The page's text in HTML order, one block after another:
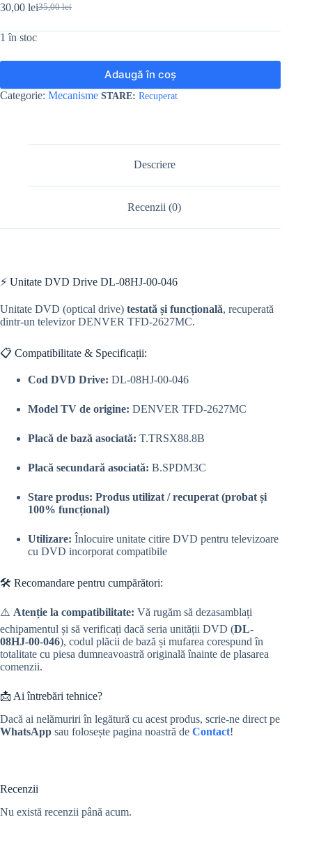
35,00lei
Prețul
a
35,00 lei.
30,00 leiPrețul
este:
1 în stoc
Adaugă în coș
Categorie: Mecanisme Recuperat
Descriere
Recenzii (0)
⚡ Unitate DVD Drive DL-08HJ-00-046
Unitate DVD (optical drive) testată și funcțională, recuperată
dintr-un televizor DENVER TFD-2627MC.
📋 Compatibilitate & Specificații:
Cod DVD Drive: DL-08HJ-00-046
Model TV de origine: DENVER TFD-2627MC
Placă de bază asociată: T.TRSX88.8B
Placă secundară asociată: B.SPDM3C
Stare produs: Produs utilizat / recuperat (probat și
100% funcțional)
Utilizare: Înlocuire unitate citire DVD pentru televizoare
cu DVD incorporat compatibile
🛠️ Recomandare pentru cumpărători:
⚠️ Atenție la compatibilitate: Vă rugăm să dezasamblați
echipamentul și să verificați dacă seria unității DVD (DL-
08HJ-00-046), codul plăcii de bază și mufarea corespund în
totalitate cu piesa dumneavoastră originală înainte de plasarea
comenzii.
📩 Ai întrebări tehnice?
Dacă ai nelămuriri în legătură cu acest produs, scrie-ne direct pe
WhatsApp sau folosește pagina noastră de Contact!
Recenzii
Nu există recenzii până acum.